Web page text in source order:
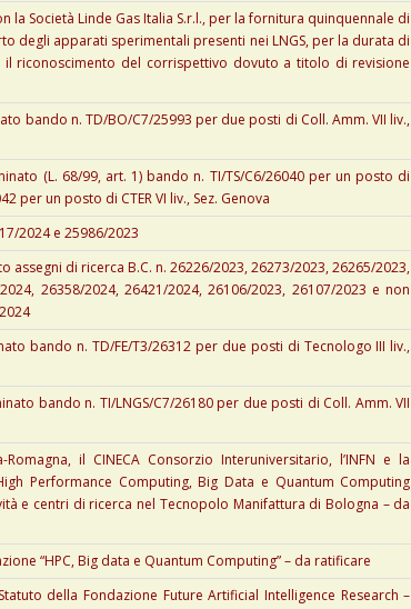
Società Linde Gas Italia S.r.l., per la fornitura quinquennale di
degli apparati sperimentali presenti nei LNGS, per la durata di
riconoscimento del corrispettivo dovuto a titolo di revisione
bando n. TD/BO/C7/25993 per due posti di Coll. Amm. VII liv.,
(L. 68/99, art. 1) bando n. TI/TS/C6/26040 per un posto di
per un posto di CTER VI liv., Sez. Genova
2024 e 25986/2023
di ricerca B.C. n. 26226/2023, 26273/2023, 26265/2023,
26358/2024, 26421/2024, 26106/2023, 26107/2023 e non
bando n. TD/FE/T3/26312 per due posti di Tecnologo III liv.,
bando n. TI/LNGS/C7/26180 per due posti di Coll. Amm. VII
il CINECA Consorzio Interuniversitario, l’INFN e la
Performance Computing, Big Data e Quantum Computing
e centri di ricerca nel Tecnopolo Manifattura di Bologna – da
“HPC, Big data e Quantum Computing” – da ratificare
della Fondazione Future Artificial Intelligence Research –